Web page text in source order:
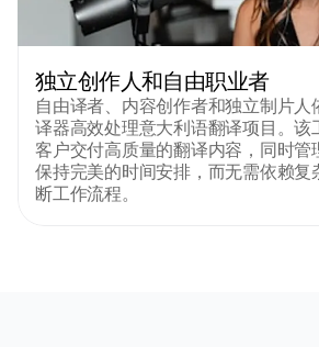
独立创作人和自由职业者
自由译者、内容创作者和独立制片人
译器高效处理意大利语翻译项目。该
客户交付高质量的翻译内容，同时管
保持完美的时间安排，而无需依赖复
断工作流程。